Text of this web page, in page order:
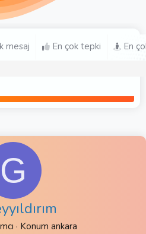
mesaj En çok tepki En
G
· Konum ankara